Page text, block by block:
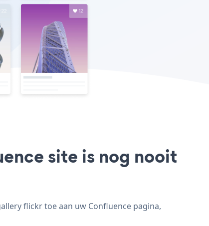
site is nog nooit
flickr toe aan uw Confluence pagina,